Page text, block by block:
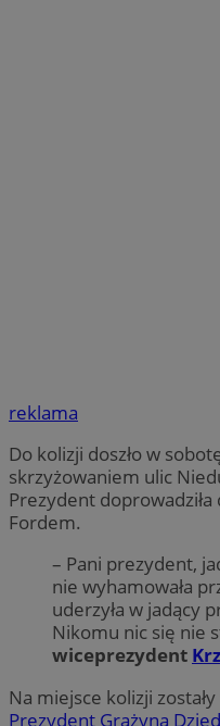
reklama
Do kolizji doszło w
skrzyżowaniem ulic
Prezydent
Fordem.
– Pani prezydent,
nie wyhamowała
uderzyła w jadący
Nikomu nic się nie
wiceprezydent
Na miejsce kolizji
Prezydent Grażyna